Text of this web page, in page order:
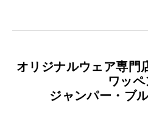
オリジナルウェア専門
ワッ
ジャンパー・ブ